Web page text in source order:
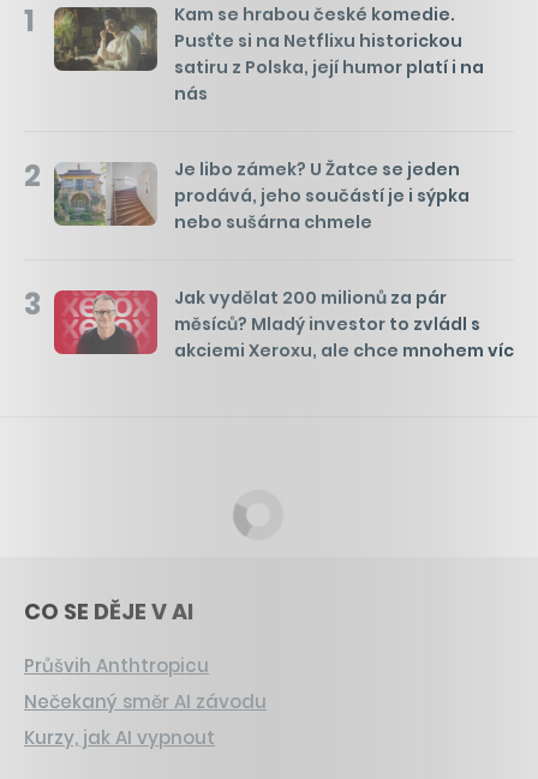
1
Kam se hrabou české komedie.
Pusťte si na Netflixu historickou
satiru z Polska, její humor platí i na
nás
2
Je libo zámek? U Žatce se jeden
prodává, jeho součástí je i sýpka
nebo sušárna chmele
3
Jak vydělat 200 milionů za pár
měsíců? Mladý investor to zvládl s
akciemi Xeroxu, ale chce mnohem víc
CO SE DĚJE V AI
Průšvih Anthtropicu
Nečekaný směr AI závodu
Kurzy, jak AI vypnout